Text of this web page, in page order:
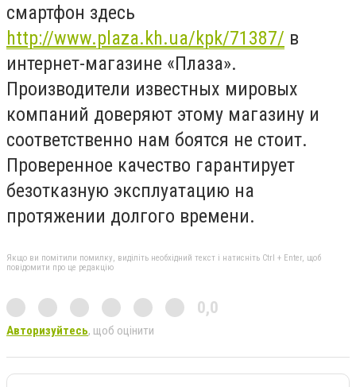
смартфон здесь
http://www.plaza.kh.ua/kpk/71387/ в
интернет-магазине «Плаза».
Производители известных мировых
компаний доверяют этому магазину и
соответственно нам боятся не стоит.
Проверенное качество гарантирует
безотказную эксплуатацию на
протяжении долгого времени.
Якщо ви помітили помилку, виділіть необхідний текст і натисніть Ctrl + Enter, щоб
повідомити про це редакцію
0,0
Авторизуйтесь, щоб оцінити